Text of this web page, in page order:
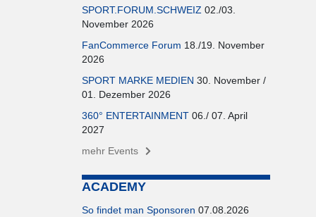
SPORT.FORUM.SCHWEIZ 02./03.
November 2026
FanCommerce Forum 18./19. November
2026
SPORT MARKE MEDIEN 30. November /
01. Dezember 2026
360° ENTERTAINMENT 06./ 07. April
2027
mehr Events
ACADEMY
So findet man Sponsoren 07.08.2026